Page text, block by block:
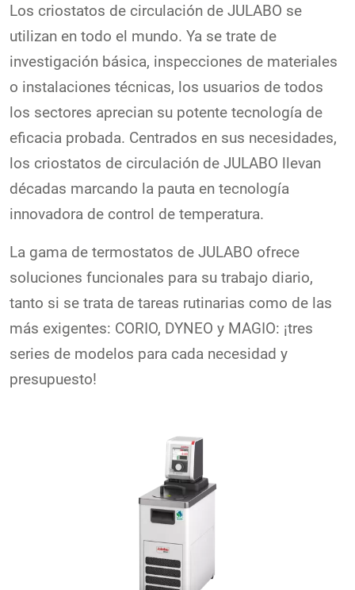
Los criostatos de circulación de JULABO se
utilizan en todo el mundo. Ya se trate de
investigación básica, inspecciones de materiales
o instalaciones técnicas, los usuarios de todos
los sectores aprecian su potente tecnología de
eficacia probada. Centrados en sus necesidades,
los criostatos de circulación de JULABO llevan
décadas marcando la pauta en tecnología
innovadora de control de temperatura.
La gama de termostatos de JULABO ofrece
soluciones funcionales para su trabajo diario,
tanto si se trata de tareas rutinarias como de las
más exigentes: CORIO, DYNEO y MAGIO: ¡tres
series de modelos para cada necesidad y
presupuesto!